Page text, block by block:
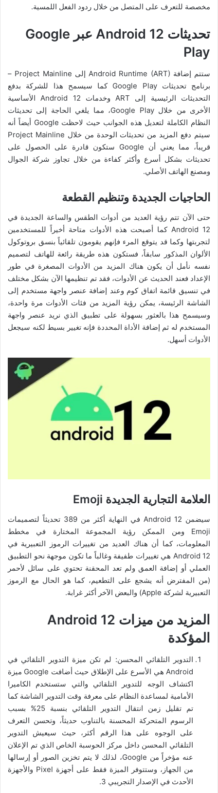
مخصصة للتعرف على المتصل من خلال ردود الفعل اللمسية.
تحديثات Android 12 عبر Google
Play
ستتم إضافة Android Runtime (ART) إلى Project Mainline –
برنامج تحديثات Google Play كما سيسمح هذا للشركة بدفع
التحديثات الرئيسية إلى ART وخدمات Android 12 الأساسية
الأخرى من خلال Google Play، مما يلغي الحاجة إلى تحديثات
النظام الكاملة لتعديل هذه الجوانب حيث لاحظت Google أيضاً أنه
سيتم دفع المزيد من تحديثات الوحدة من خلال Project Mainline
قريباً، مما يعني أن Google ستكون قادرة على الحصول على
تحديثات بشكل أسرع وأكثر كفاءة من خلال تجاوز شركة الجوال
ومصنع الهاتف الأصلي.
الحاجيات الجديدة وتنظيم القطعة
حتى الآن تتم رؤية العديد من أدوات الطقس والساعة الجديدة في
Android 12 كما أصبحت هذه الأدوات متاحة أخيراً للمستخدمين
لتجربتها وكما قد يتوقع المرء فإنهم يقومون تلقائياً بنسق بروتوكول
الألوان المذكور سابقاً، فستكون هذه طريقة رائعة للهاتف لتصميم
نفسه نأمل أن يكون هناك المزيد من الأدوات المصغرة في طور
الإعداد فعند الحديث عن الأدوات، فقد تم تنظيمها الآن بشكل مختلف
في تنسيق قائمة اتفاق كوم وعند إضافة عنصر واجهة مستخدم إلى
الشاشة الرئيسة، يمكن رؤية المزيد من فئات الأدوات مرة واحدة،
وسيسمح هذا بالعثور بسهولة على تطبيق الذي نريد عنصر واجهة
المستخدم له ثم إضافة الأداة المحددة فإنه تغيير بسيط لكنه سيجعل
الأدوات أسهل.
العلامة التجارية الجديدة Emoji
سيضمن Android 12 في النهاية أكثر من 389 تحديثاً لتصميمات
Emoji ومن الممكن رؤية المجموعة المختارة في مخطط
المعلومات، كما أن هناك العديد من تغييرات الرموز التعبيرية في
Android 12 هي تغييرات طفيفة وغالباً ما تكون موجهة نحو التطبيق
العملي أو إضافة العمق ولم تعد المحقنة تحتوي على سائل لأحمر
(من المفترض أنه يشجع على التطعيم، كما هو الحال مع الرموز
التعبيرية لشركة Apple) والبعض الآخر أكثر غرابة.
المزيد من ميزات Android 12
المؤكدة
التدوير التلقائي المحسن: لم تكن ميزة التدوير التلقائي في
Android هي الأسرع على الإطلاق حيث أضافت Google ميزة
اكتشاف الوجه للتدوير التلقائي والتي ستستخدم الكاميرا
الأمامية لمساعدة النظام على معرفة وقت التدوير الشاشة كما
تم تقليل زمن انتقال التدوير التلقائي بنسبة 25% بسبب
الرسوم المتحركة المحسنة بالتناوب حديثاً، وتحسن التعرف
على الوجوه على هذا الرقم أكثر، حيث سيعيش التدوير
التلقائي المحسن داخل مركز الحوسبة الخاص الذي تم الإعلان
عنه مؤخراً من Google، لذلك لا يتم تخزين الصور أو إرسالها
من الجهاز، وستتوفر الميزة فقط على أجهزة Pixel والأجهزة
الأحدث في الإصدار التجريبي 3.